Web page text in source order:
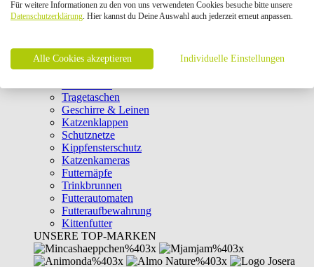
Intelligenzspielzeug
Laserpointer & Elektrospielzeug
Clicker & Target Sticks für Katzen
Weiteres Katzenspielzeug
Transportboxen
Tragetaschen
Geschirre & Leinen
Katzenklappen
Schutznetze
Kippfensterschutz
Katzenkameras
Futternäpfe
Trinkbrunnen
Futterautomaten
Futteraufbewahrung
Kittenfutter
UNSERE TOP-MARKEN
Für weitere Informationen zu den von uns verwendeten Cookies besuche bitte unsere
Datenschutzerklärung. Hier kannst du Deine Auswahl auch jederzeit erneut anpassen.
Alle Cookies akzeptieren Individuelle Einstellungen